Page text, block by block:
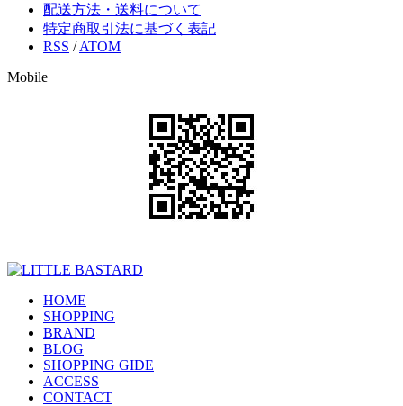
配送方法・送料について
特定商取引法に基づく表記
RSS /ATOM
Mobile
HOME
SHOPPING
BRAND
BLOG
SHOPPING GIDE
ACCESS
CONTACT